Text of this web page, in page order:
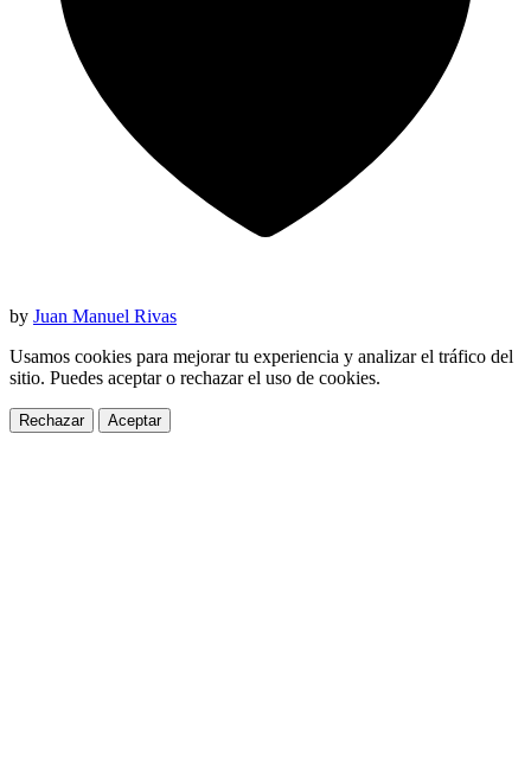
by Juan Manuel Rivas
Usamos cookies para mejorar tu experiencia y analizar el tráfico del
sitio. Puedes aceptar o rechazar el uso de cookies.
Rechazar Aceptar